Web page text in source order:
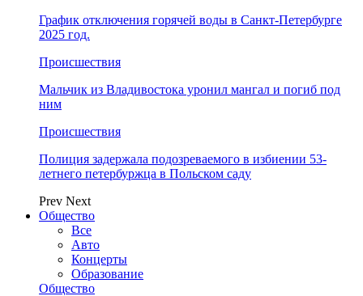
График отключения горячей воды в Санкт-Петербурге
2025 год.
Происшествия
Мальчик из Владивостока уронил мангал и погиб под
ним
Происшествия
Полиция задержала подозреваемого в избиении 53-
летнего петербуржца в Польском саду
Prev Next
Общество
Все
Авто
Концерты
Образование
Общество